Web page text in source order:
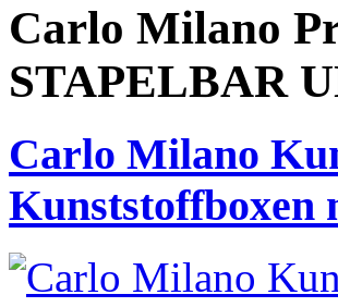
Carlo Milano
STAPELBAR
Carlo Milano
Kunststoffboxen